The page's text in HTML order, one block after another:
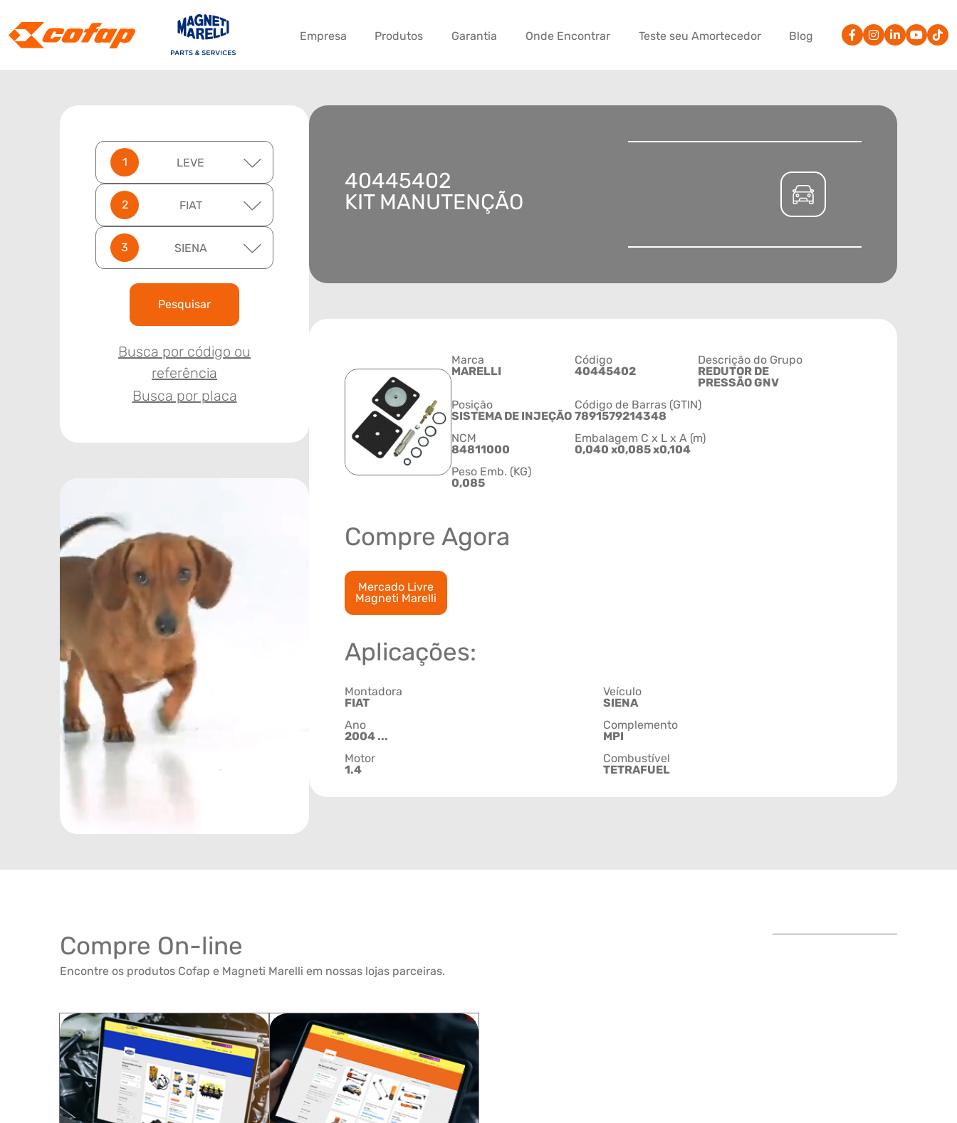
Empresa Produtos Garantia Onde Encontrar Teste seu Amortecedor Blog
LEVE
FIAT
SIENA
Pesquisar
Busca por código ou
referência
Busca por placa
40445402
KIT MANUTENÇÃO
Marca
MARELLI
Código
40445402
Descrição do Grupo
REDUTOR DE
PRESSÃO GNV
Posição
SISTEMA DE INJEÇÃO
Código de Barras (GTIN)
7891579214348
NCM
84811000
Embalagem C x L x A (m)
0,040 x0,085 x0,104
Peso Emb. (KG)
0,085
Compre Agora
Mercado Livre
Magneti Marelli
Aplicações:
Montadora
FIAT
Veículo
SIENA
Ano
2004 ...
Complemento
MPI
Motor
1.4
Combustível
TETRAFUEL
Compre On-line
Encontre os produtos Cofap e Magneti Marelli em nossas lojas parceiras.